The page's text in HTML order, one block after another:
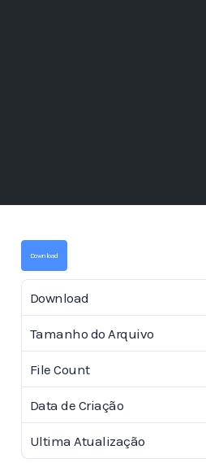
Download
Download
Tamanho do Arquivo
File Count
Data de Criação
Ultima Atualização